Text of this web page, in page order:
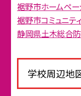
裾野市ホームペ
裾野市コミュニテ
静岡県土木総合
学校周辺地